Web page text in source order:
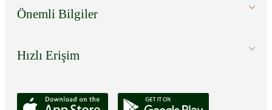
Önemli Bilgiler
Hızlı Erişim